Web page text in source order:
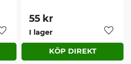
Lägg till i favoriter
55 kr
Lägg
I lager